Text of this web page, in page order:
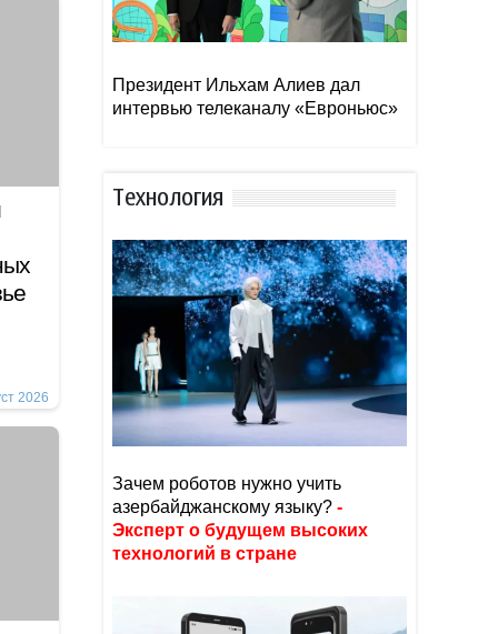
2026
Президент Ильхам Алиев дал
интервью телеканалу «Евроньюс»
Тexнoлoгия
Зачем роботов нужно учить
азербайджанскому языку? -
Эксперт о будущем высоких
технологий в стране